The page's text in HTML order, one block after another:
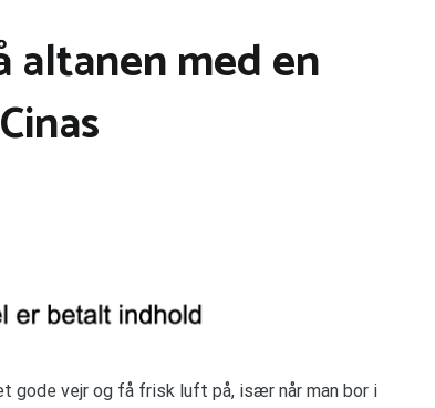
altanen med en
gode vejr og få frisk luft på, især når man bor i